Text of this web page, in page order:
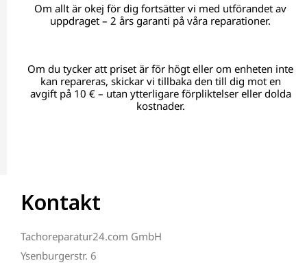
Om allt är okej för dig fortsätter vi med utförandet av
uppdraget – 2 års garanti på våra reparationer.
Om du tycker att priset är för högt eller om enheten inte
kan repareras, skickar vi tillbaka den till dig mot en
avgift på 10 € – utan ytterligare förpliktelser eller dolda
kostnader.
Kontakt
Tachoreparatur24.com GmbH
Ysenburgerstr. 6